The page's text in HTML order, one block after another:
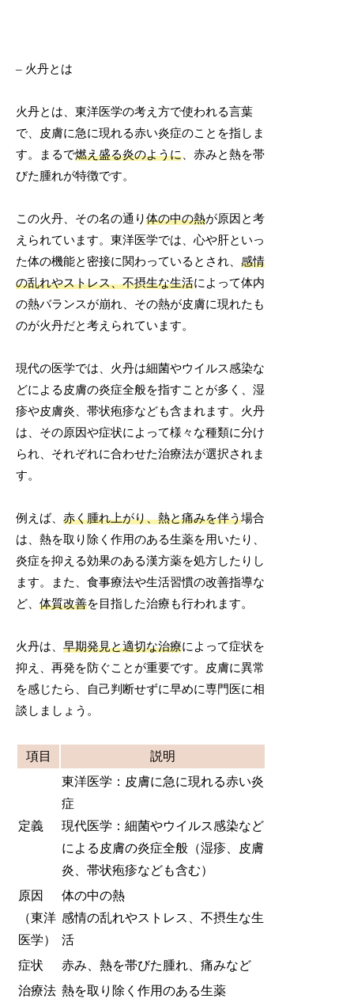
– 火丹とは
火丹とは、東洋医学の考え方で使われる言葉
で、皮膚に急に現れる赤い炎症のことを指しま
す。まるで燃え盛る炎のように 、赤みと熱を帯
びた腫れが特徴です。
この火丹、その名の通り体の中の熱が原因と考
えられています。東洋医学では、心や肝といっ
た体の機能と密接に関わっているとされ、感情
の乱れやストレス、不摂生な生活によって体内
の熱バランスが崩れ、その熱が皮膚に現れたも
のが火丹だと考えられています。
現代の医学では、火丹は細菌やウイルス感染な
どによる皮膚の炎症全般を指すことが多く、湿
疹や皮膚炎、帯状疱疹なども含まれます。火丹
は、その原因や症状によって様々な種類に分け
られ、それぞれに合わせた治療法が選択されま
す。
例えば、赤く腫れ上がり、熱と痛みを伴う場合
は、熱を取り除く作用のある生薬を用いたり、
炎症を抑える効果のある漢方薬を処方したりし
ます。また、食事療法や生活習慣の改善指導な
ど、体質改善を目指した治療も行われます。
火丹は、早期発見と適切な治療によって症状を
抑え、再発を防ぐことが重要です。皮膚に異常
を感じたら、自己判断せずに早めに専門医に相
談しましょう。
項目 説明
定義
東洋医学：皮膚に急に現れる赤い炎
症
現代医学：細菌やウイルス感染など
による皮膚の炎症全般（湿疹、皮膚
炎、帯状疱疹なども含む）
原因
（東洋
医学）
体の中の熱
感情の乱れやストレス、不摂生な生
活
症状
赤み、熱を帯びた腫れ、痛みなど
治療法 熱を取り除く作用のある生薬